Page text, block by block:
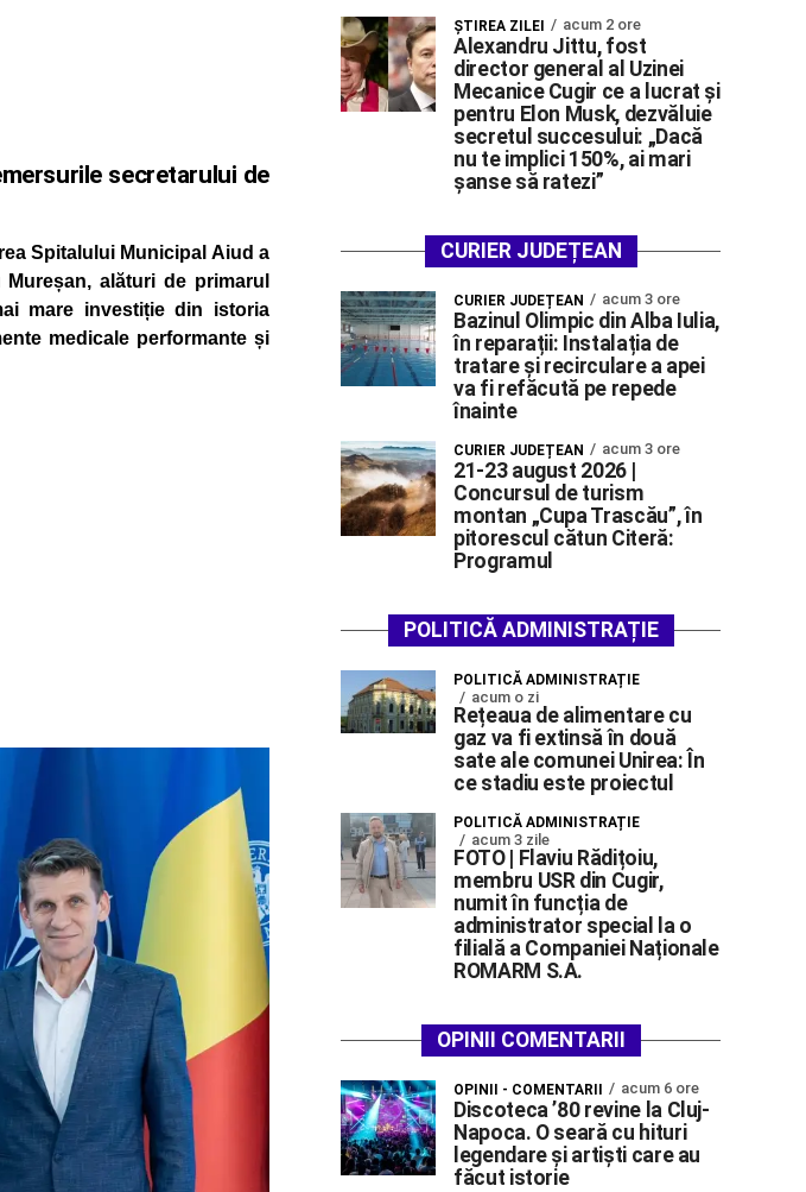
secretarului de
Spitalului Municipal Aiud a
alături de primarul
mare investiție din istoria
medicale performante și
ŞTIREA ZILEI acum 2 ore
Alexandru Jittu, fost
director general al Uzinei
Mecanice Cugir ce a lucrat și
pentru Elon Musk, dezvăluie
secretul succesului: „Dacă
nu te implici 150%, ai mari
șanse să ratezi”
CURIER JUDEȚEAN
CURIER JUDEȚEAN acum 3 ore
Bazinul Olimpic din Alba Iulia,
în reparații: Instalația de
tratare și recirculare a apei
va fi refăcută pe repede
înainte
CURIER JUDEȚEAN acum 3 ore
21-23 august 2026 |
Concursul de turism
montan „Cupa Trascău”, în
pitorescul cătun Citeră:
Programul
POLITICĂ ADMINISTRAȚIE
POLITICĂ ADMINISTRAȚIE
acum o zi
Rețeaua de alimentare cu
gaz va fi extinsă în două
sate ale comunei Unirea: În
ce stadiu este proiectul
POLITICĂ ADMINISTRAȚIE
acum 3 zile
FOTO | Flaviu Rădițoiu,
membru USR din Cugir,
numit în funcția de
administrator special la o
filială a Companiei Naționale
ROMARM S.A.
OPINII COMENTARII
OPINII - COMENTARII acum 6 ore
Discoteca ’80 revine la Cluj-
Napoca. O seară cu hituri
legendare și artiști care au
făcut istorie